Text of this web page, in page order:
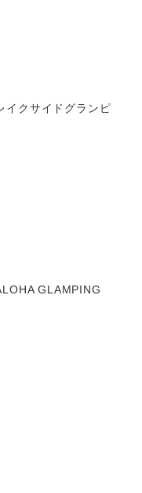
イクサイドグランピ
GLAMPING